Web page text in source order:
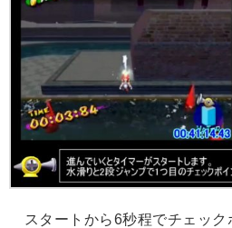
スタートから6秒程でチェック